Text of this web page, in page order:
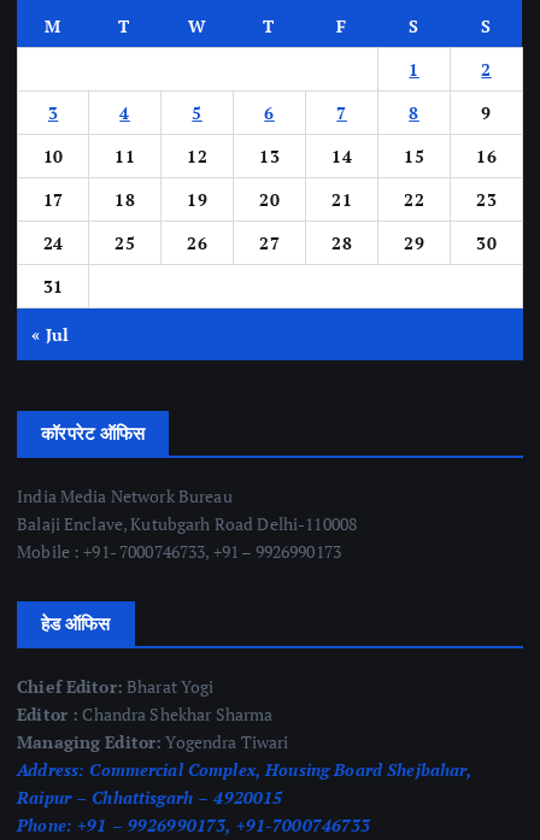
M T W T F S
S
1
2
3
4 5 6 7 8
9
10
11 12 13 14 15
16
17
18 19 20 21 22
23
24
25 26 27 28 29
30
31
« Jul
कॉरपरेट ऑफिस
India Media Network Bureau
Balaji Enclave, Kutubgarh Road Delhi-110008
Mobile : +91- 7000746733, +91 – 9926990173
हेड ऑफिस
Chief Editor: Bharat Yogi
Editor : Chandra Shekhar Sharma
Managing Editor: Yogendra Tiwari
Address: Commercial Complex, Housing Board Shejbahar,
Raipur – Chhattisgarh – 4920015
Phone: +91 – 9926990173, +91-7000746733